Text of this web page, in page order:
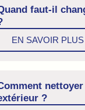
faut-il
EN SAVOIR PLUS
?